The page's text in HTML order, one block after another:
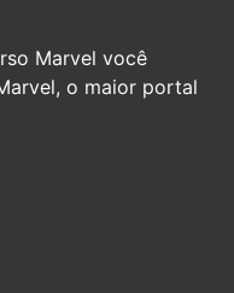
Marvel você
o maior portal